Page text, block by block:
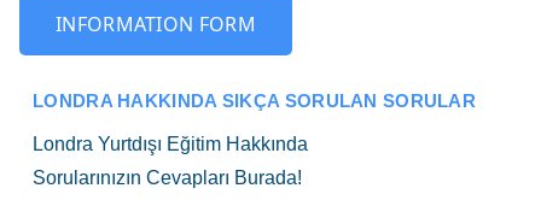
INFORMATION FORM
LONDRA HAKKINDA SIKÇA SORULAN SORULAR
Londra Yurtdışı Eğitim Hakkında
Sorularınızın Cevapları Burada!